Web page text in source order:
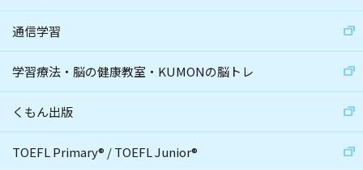
通信学習
学習療法・脳の健康教室・KUMONの脳トレ
くもん出版
TOEFL Primary® /TOEFL Junior®